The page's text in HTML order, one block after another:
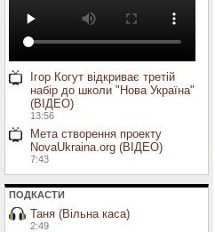
Ігор Когут відкриває третій
набір до школи "Нова Україна"
(ВІДЕО)
13:56
Мета створення проекту
NovaUkraina.org (ВІДЕО)
7:43
ПОДКАСТИ
Таня (Вільна каса)
2:49